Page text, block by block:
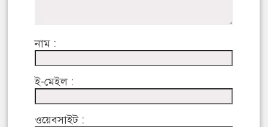
নাম :
ই-মেইল :
ওয়েবসাইট :